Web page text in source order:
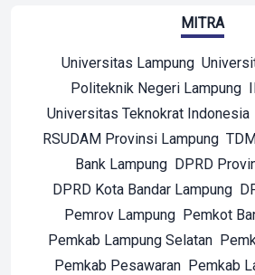
MITRA
Universitas Lampung
Politeknik Negeri Lampung
Universitas Teknokrat Indonesia
RSUDAM Provinsi Lampung
Bank Lampung DPRD
DPRD Kota Bandar Lampung
Pemrov Lampung Pemkot
Pemkab Lampung Selatan
Pemkab Pesawaran Pemkab